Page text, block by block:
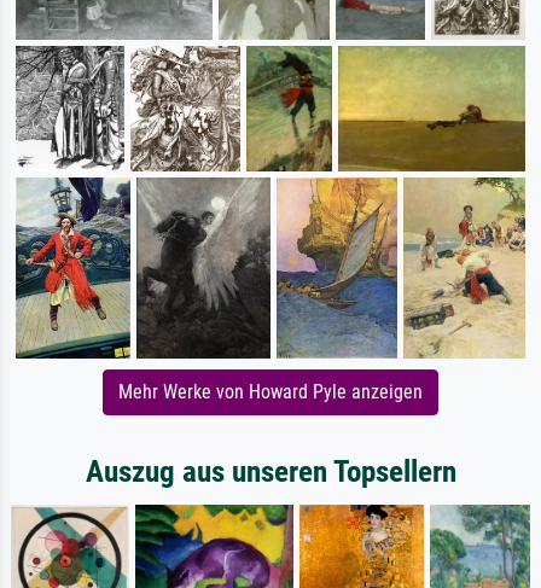
Mehr Werke von Howard Pyle anzeigen
Auszug aus unseren Topsellern